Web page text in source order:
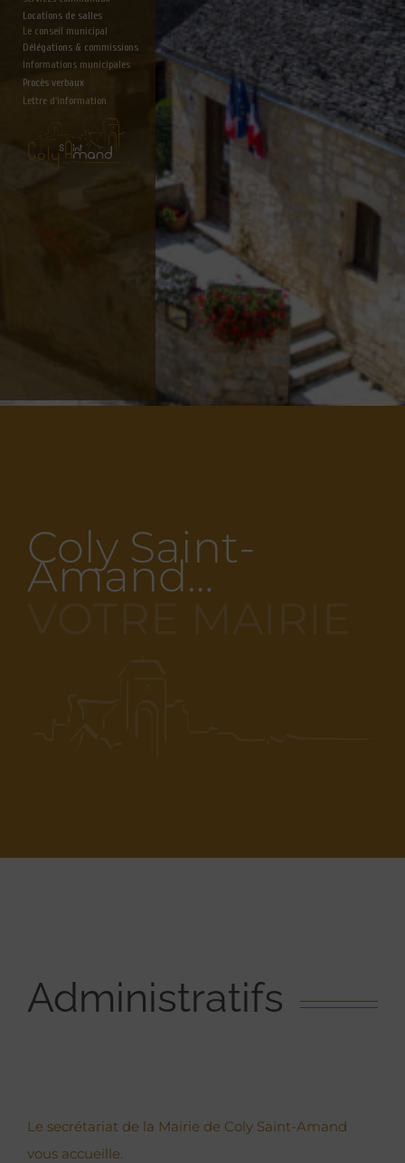
Locations de salles
Le conseil municipal
Délégations & commissions
Informations municipales
Lettre d'information
Procès verbaux
Coly Saint-
Amand…
Administratifs
Le secrétariat de la Mairie de Coly Saint-Amand
vous accueille.